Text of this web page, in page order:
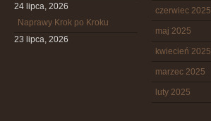
24 lipca, 2026
Naprawy Krok po Kroku
23 lipca, 2026
czerwiec 2025
maj 2025
kwiecień 2025
marzec 2025
luty 2025